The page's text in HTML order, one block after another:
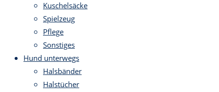
Kuschelsäcke
Spielzeug
Pflege
Sonstiges
Hund unterwegs
Halsbänder
Halstücher